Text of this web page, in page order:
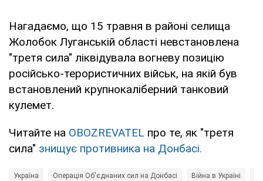
Нагадаємо, що 15 травня в районі селища
Жолобок Луганській області невстановлена ​​
"третя сила" ліквідувала вогневу позицію
російсько-терористичних військ, на якій був
встановлений крупнокаліберний танковий
кулемет.
Читайте на OBOZREVATEL про те, як "третя
сила" знищує противника на Донбасі.
Україна Операція Об'єднаних сил на Донбасі Війна в Україні